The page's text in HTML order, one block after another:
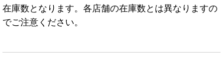
在庫数となります。各店舗の在庫数とは異なりますの
でご注意ください。